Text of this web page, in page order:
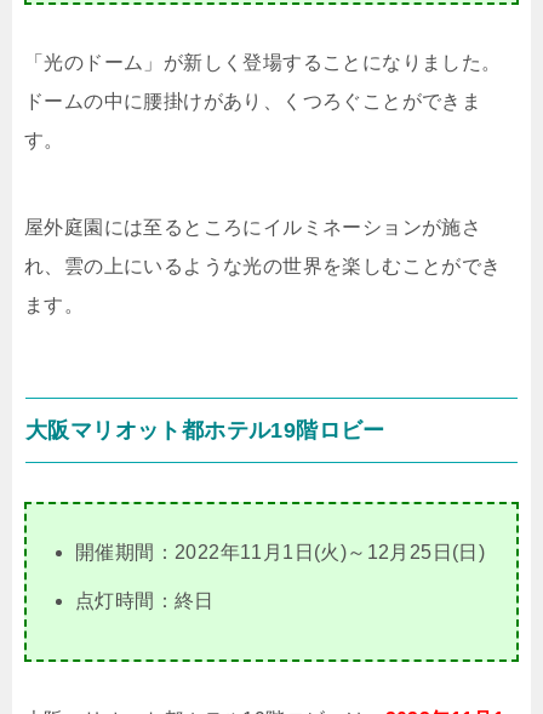
「光のドーム」が新しく登場することになりました。
ドームの中に腰掛けがあり、くつろぐことができま
す。
屋外庭園には至るところにイルミネーションが施さ
れ、雲の上にいるような光の世界を楽しむことができ
ます。
大阪マリオット都ホテル19階ロビー
開催期間：2022年11月1日(火)～12月25日(日)
点灯時間：終日